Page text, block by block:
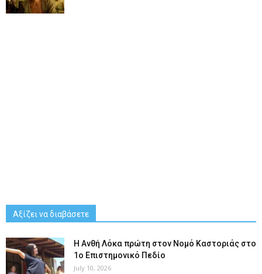
Αξίζει να διαβάσετε
Η Ανθή Λόκα πρώτη στον Νομό Καστοριάς στο
1ο Επιστημονικό Πεδίο
July 10, 2026